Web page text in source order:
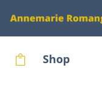
 Shop